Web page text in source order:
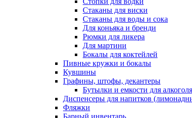
Стаканы для виски
Стаканы для воды и сока
Для коньяка и бренди
Рюмки для ликера
Для мартини
Бокалы для коктейлей
Пивные кружки и бокалы
Кувшины
Графины, штофы, декантеры
Бутылки и емкости для алкоголя
Диспенсеры для напитков
Фляжки
Барный инвентарь